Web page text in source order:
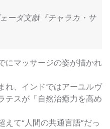
ーダ文献『チャラカ・サ
にマッサージの姿が描かれ
れ、インドではアーユルヴ
テスが「自然治癒力を高め
て“人間の共通言語”だっ